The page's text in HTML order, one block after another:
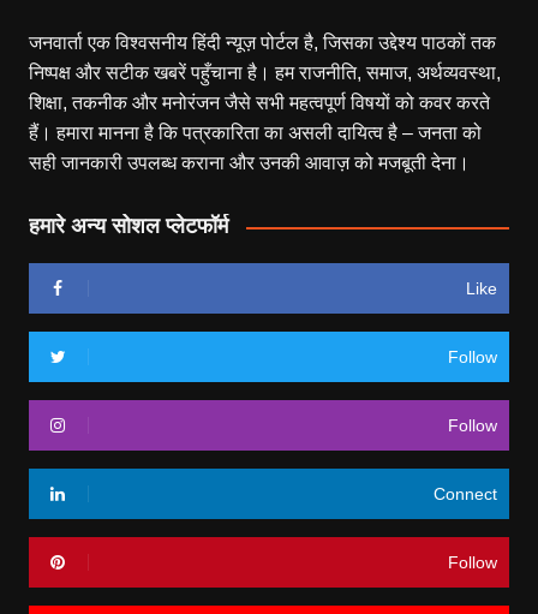
जनवार्ता एक विश्वसनीय हिंदी न्यूज़ पोर्टल है, जिसका उद्देश्य पाठकों तक
निष्पक्ष और सटीक खबरें पहुँचाना है। हम राजनीति, समाज, अर्थव्यवस्था,
शिक्षा, तकनीक और मनोरंजन जैसे सभी महत्वपूर्ण विषयों को कवर करते
हैं। हमारा मानना है कि पत्रकारिता का असली दायित्व है – जनता को
सही जानकारी उपलब्ध कराना और उनकी आवाज़ को मजबूती देना।
हमारे अन्य सोशल प्लेटफॉर्म
Like
Follow
Follow
Connect
Follow